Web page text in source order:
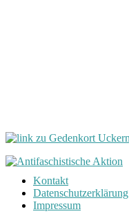
Kontakt
Datenschutzerklärung
Impressum